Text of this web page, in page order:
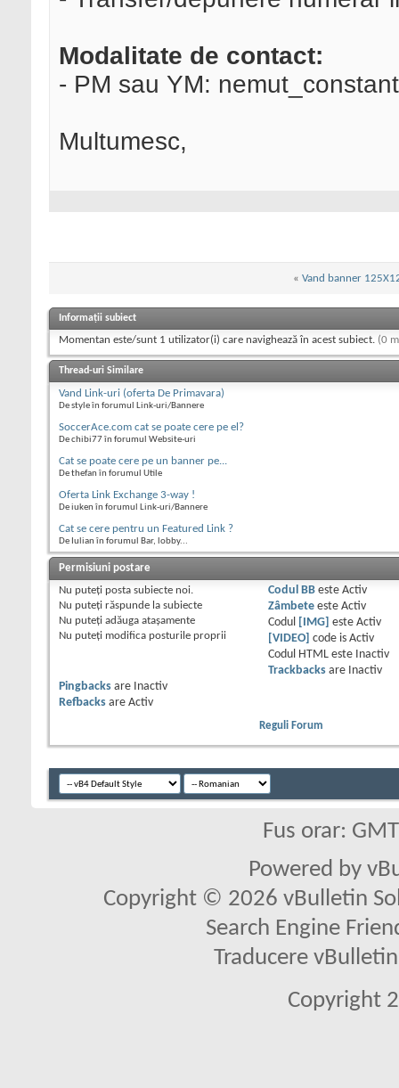
Modalitate de contact:
- PM sau YM:
Multumesc,
« Vand banner
Informații subiect
Momentan este/sunt 1 utilizator(i) care navighează în acest subiect. (0
Thread-uri Similare
Vand Link-uri (oferta De Primavara)
De style în forumul Link-uri/Bannere
SoccerAce.com cat se poate cere pe el?
De chibi77 în forumul Website-uri
Cat se poate cere pe un banner pe...
De thefan în forumul Utile
Oferta Link Exchange 3-way !
De iuken în forumul Link-uri/Bannere
Cat se cere pentru un Featured Link ?
De Iulian în forumul Bar, lobby...
Permisiuni postare
Nu puteţi posta subiecte noi.
Nu puteţi răspunde la subiecte
Nu puteţi adăuga ataşamente
Nu puteţi modifica posturile proprii
Codul BBeste Activ
Zâmbeteeste Activ
Codul
[IMG] este Activ
[VIDEO]
code is Activ
Codul HTML este
Inactiv
Trackbacksare
Inactiv
Pingbacks are
Inactiv
Refbacks are Activ
Reguli Forum
Fus orar:
Powered by
Copyright © 2026 vBulletin
Search Engine
Traducere
Copyright